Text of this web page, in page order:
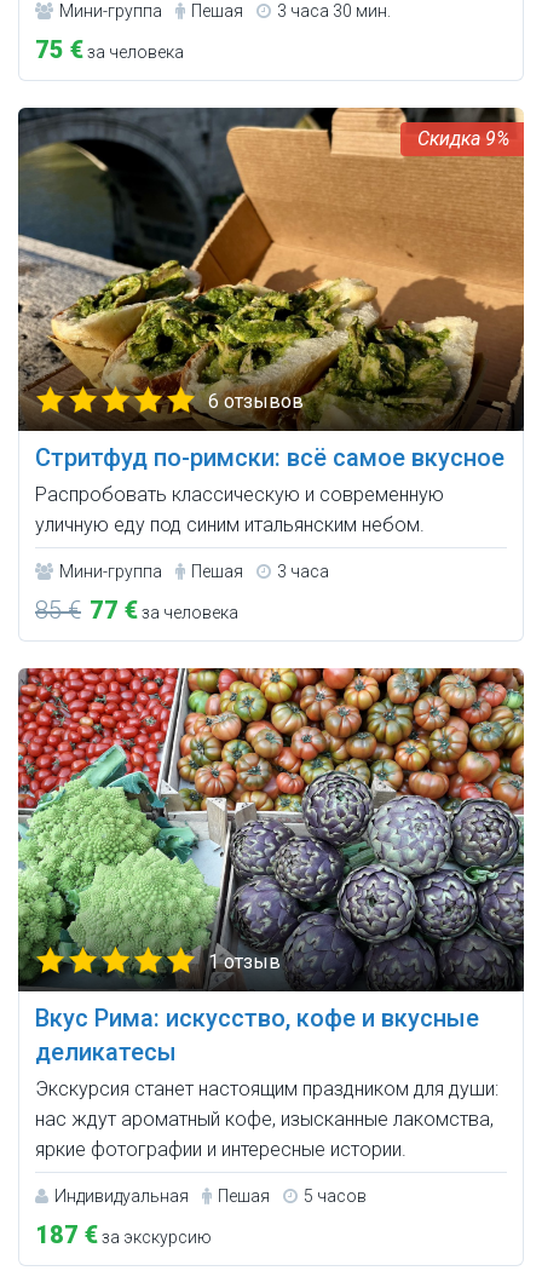
Мини-группа Пешая 3 часа 30 мин.
75 €за человека
9%
6 отзывов
Стритфуд по-римски: всё самое вкусное
Распробовать классическую и современную
уличную еду под синим итальянским небом.
Мини-группа Пешая 3 часа
85 € 77 €за человека
1 отзыв
Вкус Рима: искусство, кофе и вкусные
деликатесы
Экскурсия станет настоящим праздником для души:
нас ждут ароматный кофе, изысканные лакомства,
яркие фотографии и интересные истории.
Индивидуальная Пешая 5 часов
187 €за экскурсию